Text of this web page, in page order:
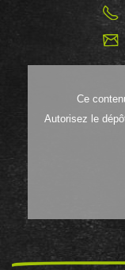
Ce
Autorisez le